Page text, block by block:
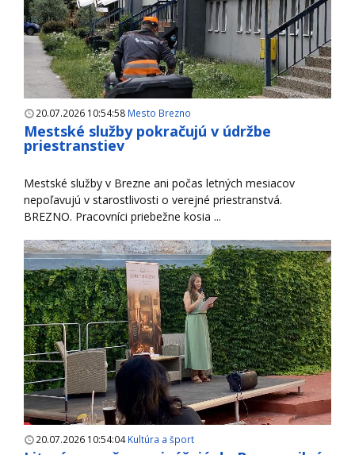
20.07.2026 10:54:58 Mesto Brezno
Mestské služby pokračujú v údržbe
priestranstiev
Mestské služby v Brezne ani počas letných mesiacov
nepoľavujú v starostlivosti o verejné priestranstvá.
BREZNO. Pracovníci priebežne kosia ...
20.07.2026 10:54:04Kultúra a šport